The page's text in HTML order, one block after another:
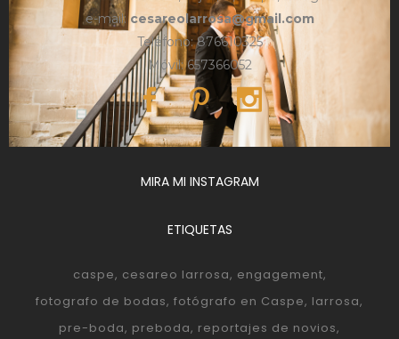
e-mail:cesareolarrosa@gmail.com
Teléfono: 876610325
Móvil: 657366052
MIRA MI INSTAGRAM
ETIQUETAS
caspe cesareo larrosa engagement
fotografo de bodas fotógrafo en Caspe larrosa
pre-boda preboda reportajes de novios